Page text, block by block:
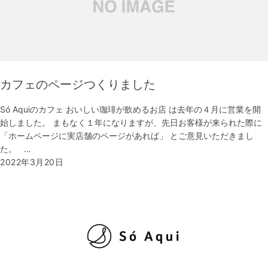
カフェのページつくりました
Só Aquiのカフェ おいしい珈琲が飲めるお店 は去年の４月に営業を開
始しました。 まもなく１年になりますが、先日お客様が来られた際に
「ホームページに実店舗のページがあれば」 とご意見いただきまし
た。 …
2022年3月20日